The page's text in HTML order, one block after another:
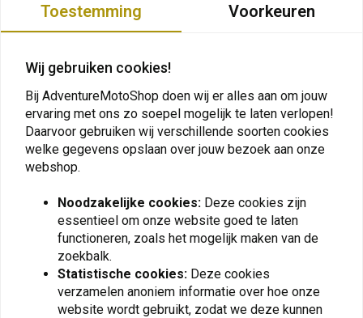
Vergelijkbare producten
Racing Luchtfilter Kit
Yamaha Ténéré 700
€72,95
TOURATECH
Achteruitkijkspiegel Set
2 stuks voor BMW
€63,72
Toestemming Voorkeuren
Wij gebruiken cookies!
Bij AdventureMotoShop doen wij er alles aan om jouw
ervaring met ons zo soepel mogelijk te laten verlopen!
Daarvoor gebruiken wij verschillende soorten cookies
welke gegevens opslaan over jouw bezoek aan onze
webshop.
Noodzakelijke cookies: Deze cookies zijn
essentieel om onze website goed te laten
functioneren, zoals het mogelijk maken van de
zoekbalk.
Statistische cookies: Deze cookies
verzamelen anoniem informatie over hoe onze
website wordt gebruikt, zodat we deze kunnen